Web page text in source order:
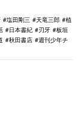
塩田剛三 天竜三郎
植
日本書紀 刃牙
板垣
秋田書店
週刊少年チ